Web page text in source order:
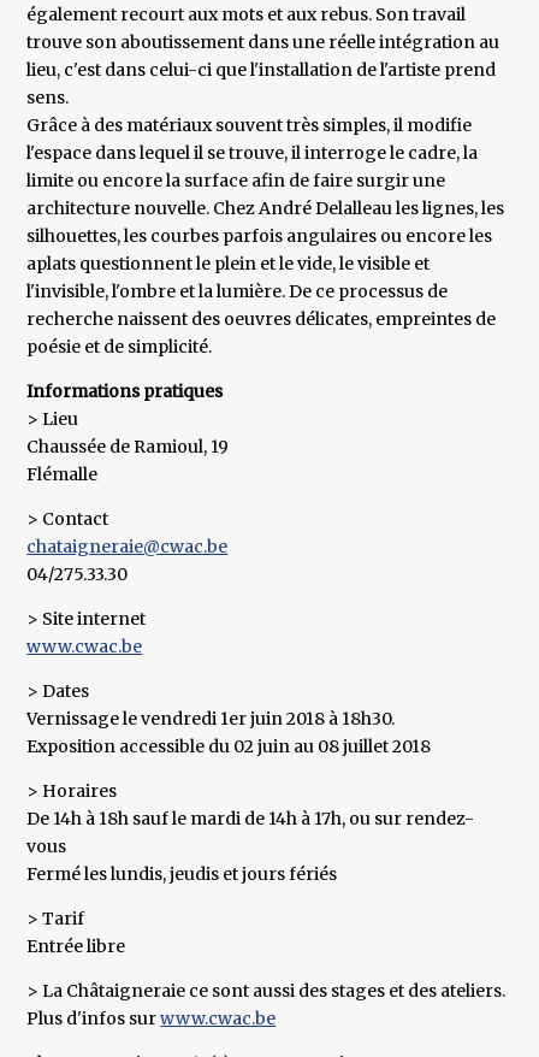
également recourt aux mots et aux rebus. Son travail
trouve son aboutissement dans une réelle intégration au
lieu, c'est dans celui-ci que l'installation de l'artiste prend
sens.
Grâce à des matériaux souvent très simples, il modifie
l'espace dans lequel il se trouve, il interroge le cadre, la
limite ou encore la surface afin de faire surgir une
architecture nouvelle. Chez André Delalleau les lignes, les
silhouettes, les courbes parfois angulaires ou encore les
aplats questionnent le plein et le vide, le visible et
l'invisible, l'ombre et la lumière. De ce processus de
recherche naissent des oeuvres délicates, empreintes de
poésie et de simplicité.
Informations pratiques
> Lieu
Chaussée de Ramioul, 19
Flémalle
> Contact
chataigneraie@cwac.be
04/275.33.30
> Site internet
www.cwac.be
> Dates
Vernissage le vendredi 1er juin 2018 à 18h30.
Exposition accessible du 02 juin au 08 juillet 2018
> Horaires
De 14h à 18h sauf le mardi de 14h à 17h, ou sur rendez-
vous
Fermé les lundis, jeudis et jours fériés
> Tarif
Entrée libre
> La Châtaigneraie ce sont aussi des stages et des ateliers.
Plus d'infos surwww.cwac.be